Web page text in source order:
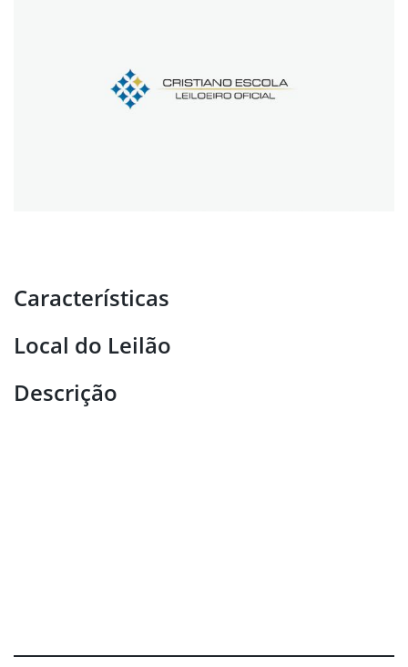
Características
Local do Leilão
Descrição